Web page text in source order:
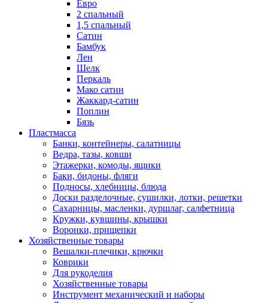
Евро
2 спальный
1,5 спальный
Сатин
Бамбук
Лен
Шелк
Перкаль
Мако сатин
Жаккард-сатин
Поплин
Бязь
Пластмасса
Банки, контейнеры, салатницы
Ведра, тазы, ковши
Этажерки, комоды, ящики
Баки, бидоны, фляги
Подносы, хлебницы, блюда
Доски разделочные, сушилки, лотки, решетки
Сахарницы, масленки, дуршлаг, салфетница
Кружки, кувшины, крышки
Воронки, прищепки
Хозяйственные товары
Вешалки-плечики, крючки
Коврики
Для рукоделия
Хозяйственные товары
Инструмент механический и наборы